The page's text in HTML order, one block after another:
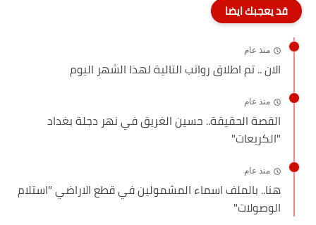
قد يعجبك ايضا
منذ عام
الان .. تم اطلاق رواتب التالية لهذا الشهر اليوم
منذ عام
القصة الحقيقة.. حسين الغريق في نهر دجلة بغداد
"الكريعات"
منذ عام
هنا.. بالملف اسماء المشمولين في قطع الاراضي "استلام
الوصولات"